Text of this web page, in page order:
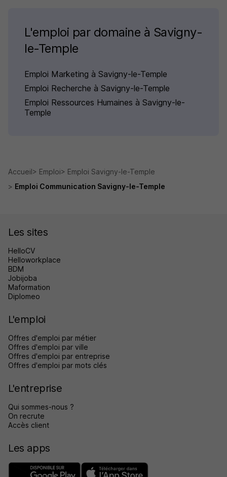
L'emploi par domaine à Savigny-
le-Temple
Emploi Marketing à Savigny-le-Temple
Emploi Recherche à Savigny-le-Temple
Emploi Ressources Humaines à Savigny-le-
Temple
Accueil Emploi
Emploi Savigny-le-Temple
Emploi Communication Savigny-le-Temple
Les sites
HelloCV
Helloworkplace
BDM
Jobijoba
Maformation
Diplomeo
L'emploi
Offres d'emploi par métier
Offres d'emploi par ville
Offres d'emploi par entreprise
Offres d'emploi par mots clés
L'entreprise
Qui sommes-nous ?
On recrute
Accès client
Les apps